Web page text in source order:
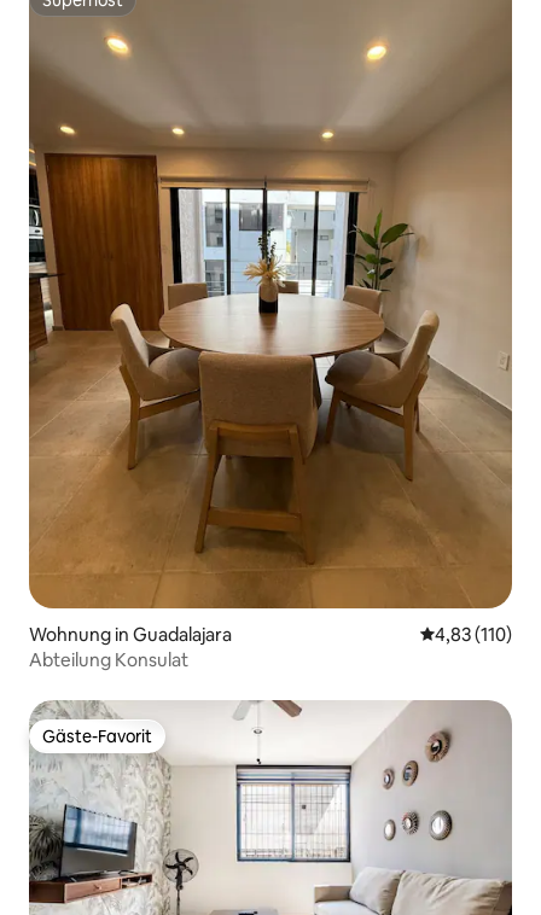
Superhost
Wohnung in Guadalajara
4,83 (110)
Abteilung Konsulat
Gäste-Favorit
Gäste-Favorit